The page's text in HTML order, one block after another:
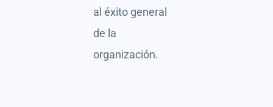
al éxito general
de la
organización.